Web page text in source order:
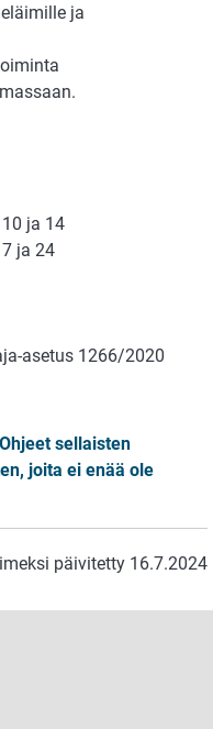
ja
ja 14
ja 24
asetus 1266/2020
Ohjeet sellaisten
joita ei enää ole
päivitetty 16.7.2024